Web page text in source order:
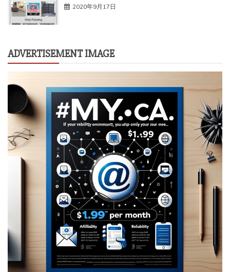
2020年9月17日
ADVERTISEMENT IMAGE